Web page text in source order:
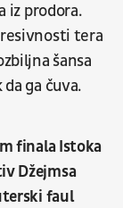
iz prodora.
tera
šansa
ga čuva.
finala Istoka
Džejmsa
faul